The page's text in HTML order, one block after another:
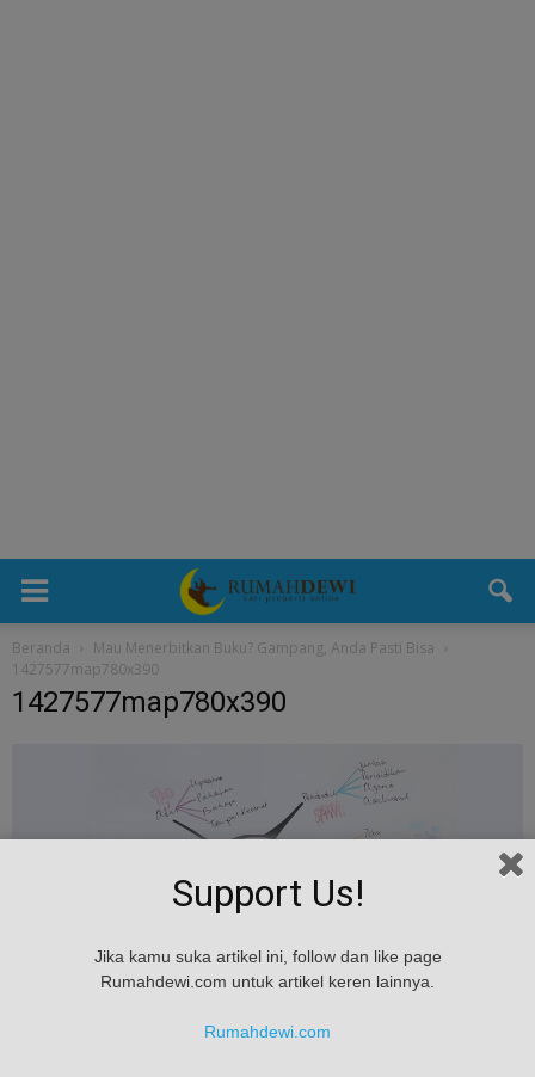
Beranda
Mau Menerbitkan Buku? Gampang, Anda Pasti Bisa
1427577map780x390
1427577map780x390
Support Us!
Jika kamu suka artikel ini, follow dan like page
Rumahdewi.com untuk artikel keren lainnya.
Rumahdewi.com